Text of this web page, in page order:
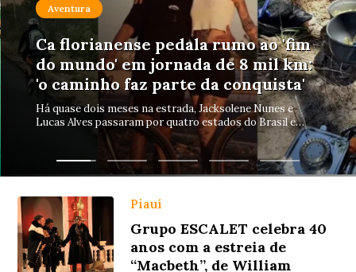
Rafael Fonteles vistoria obras de
asfaltamento em quatro
municípios da região do Vale do
Canindé
As visitas ocorreram nos municípios de São João da
Varjota, Santa Cruz, Wall Ferraz e Santo Inácio do Piauí.
Piauí
Grupo ESCALET celebra 40
anos com a estreia de
“Macbeth”, de William